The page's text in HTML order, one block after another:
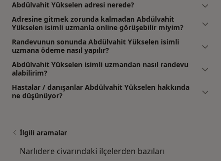
Abdülvahit Yükselen adresi nerede?
Adresine gitmek zorunda kalmadan Abdülvahit
Yükselen isimli uzmanla online görüşebilir miyim?
Randevunun sonunda Abdülvahit Yükselen isimli
uzmana ödeme nasıl yapılır?
Abdülvahit Yükselen isimli uzmandan nasıl randevu
alabilirim?
Hastalar / danışanlar Abdülvahit Yükselen hakkında
ne düşünüyor?
İlgili aramalar
Narlıdere civarındaki ilçelerden bazıları